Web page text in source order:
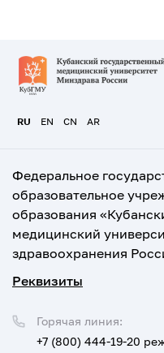
RU EN CN AR
Федеральное
образовательное
образования
медицинский
здравоохранения
Реквизиты
Горячая линия:
+7 (800) 444-19-20